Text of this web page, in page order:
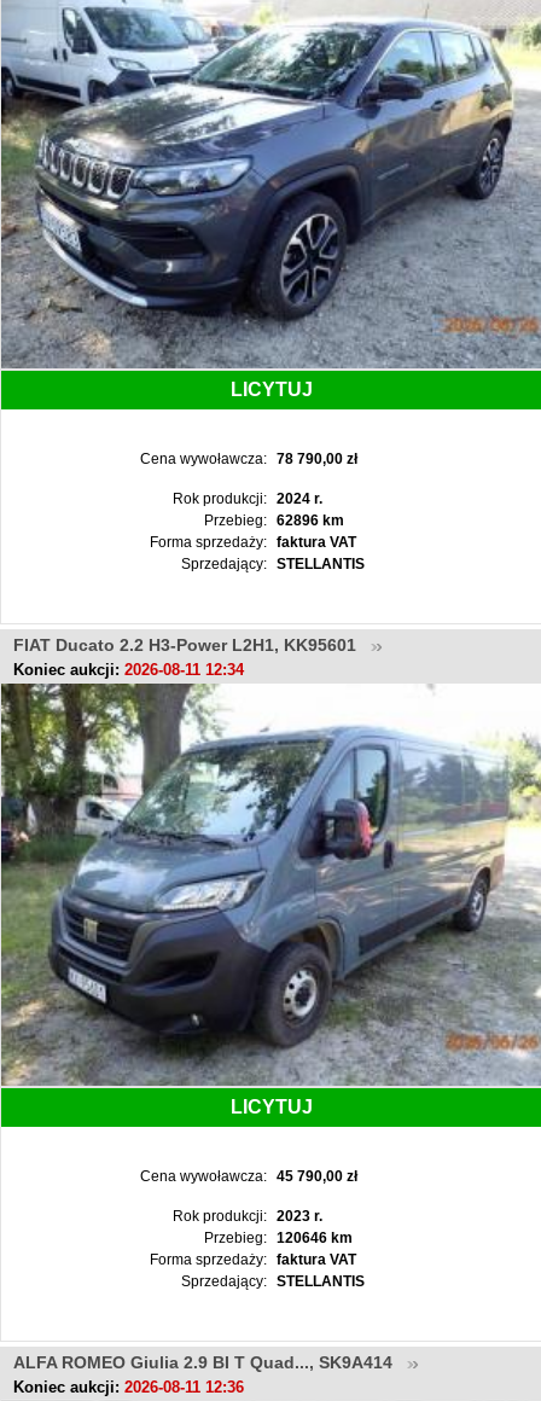
LICYTUJ
Cena wywoławcza: 78 790,00 zł
Rok produkcji:
2024 r.
Przebieg:
62896 km
Forma sprzedaży:
faktura VAT
Sprzedający:
STELLANTIS
FIAT Ducato 2.2 H3-Power L2H1, KK95601
Koniec aukcji: 2026-08-11 12:34
LICYTUJ
Cena wywoławcza: 45 790,00 zł
Rok produkcji:
2023 r.
Przebieg:
120646 km
Forma sprzedaży:
faktura VAT
Sprzedający:
STELLANTIS
ALFA ROMEO Giulia 2.9 BI T Quad..., SK9A414
Koniec aukcji: 2026-08-11 12:36